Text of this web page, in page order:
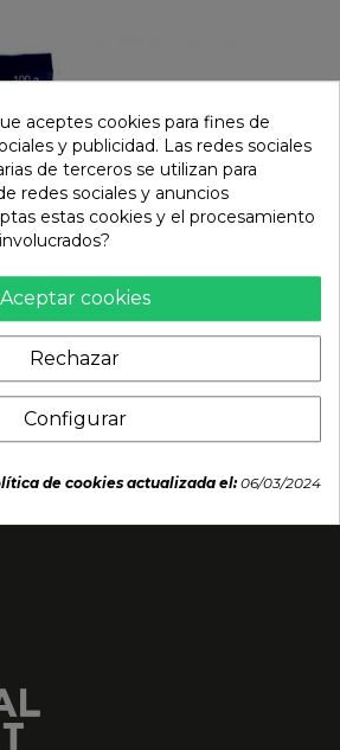
Galletas de Papaya (SIX
FORTUNA). 227 g
aceptes cookies para fines de
y publicidad. Las redes sociales
de terceros se utilizan para
redes sociales y anuncios
estas cookies y el procesamiento
Aceptar cookies
Rechazar
Configurar
de cookies actualizada el:06/03/2024